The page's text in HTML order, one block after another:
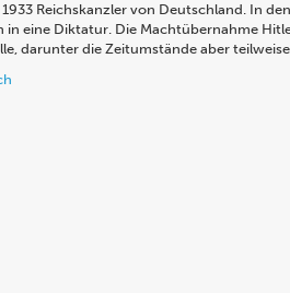
Reichskanzler von Deutschland. In
eine Diktatur. Die Machtübernahme
darunter die Zeitumstände aber